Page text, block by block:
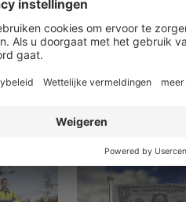
ECB laat
meebeslissen
nieuwe